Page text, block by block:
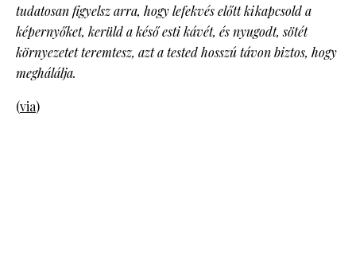
tudatosan figyelsz arra, hogy lefekvés előtt kikapcsold a
képernyőket, kerüld a késő esti kávét, és nyugodt, sötét
környezetet teremtesz, azt a tested hosszú távon biztos, hogy
meghálálja.
(via)